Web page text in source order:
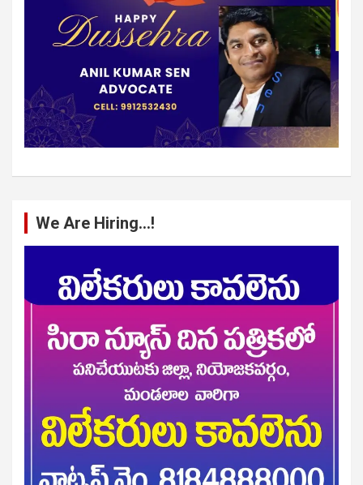
We Are Hiring…!